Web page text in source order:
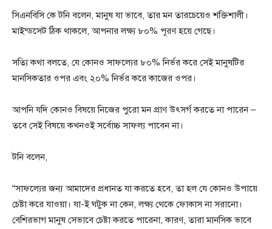
সিএনবিসি কে টনি বলেন, মানুষ যা ভাবে, তার মন তারচেয়েও শক্তিশালী।
মাইন্ডসেট ঠিক থাকলে, আপনার লক্ষ্য ৮০% পূরণ হয়ে গেছে।
সত্যি কথা বলতে, যে কোনও সাফল্যের ৮০% নির্ভর করে সেই মানুষটির
মানসিকতার ওপর এবং ২০% নির্ভর করে কাজের ওপর।
আপনি যদি কোনও বিষয়ে নিজের পুরো মন প্রাণ উৎসর্গ করতে না পারেন –
তবে সেই বিষয়ে কখনওই সর্বোচ্চ সাফল্য পাবেন না।
টনি বলেন,
“সাফল্যের জন্য আমাদের প্রধানত যা করতে হবে, তা হল যে কোনও উপায়ে
চেষ্টা করে যাওয়া। যা-ই ঘটুক না কেন, লক্ষ্য থেকে ফোকাস না সরানো।
বেশিরভাগ মানুষ সেভাবে চেষ্টা করতে পারেনা, কারণ, তারা মানসিক ভাবে